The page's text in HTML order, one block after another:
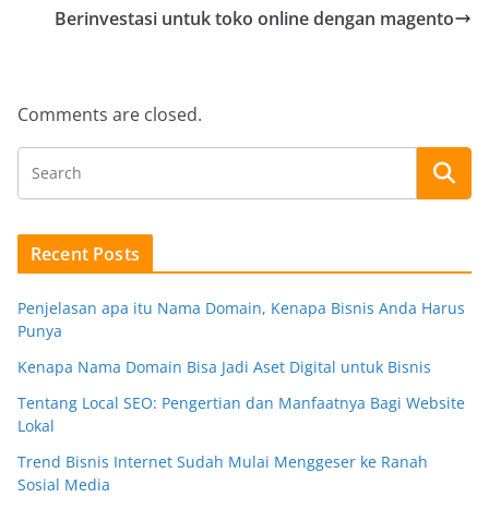
Berinvestasi untuk toko online dengan magento
Comments are closed.
Recent Posts
Penjelasan apa itu Nama Domain, Kenapa Bisnis Anda Harus
Punya
Kenapa Nama Domain Bisa Jadi Aset Digital untuk Bisnis
Tentang Local SEO: Pengertian dan Manfaatnya Bagi Website
Lokal
Trend Bisnis Internet Sudah Mulai Menggeser ke Ranah
Sosial Media